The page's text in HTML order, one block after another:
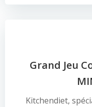
Grand Jeu
Kitchendiet,